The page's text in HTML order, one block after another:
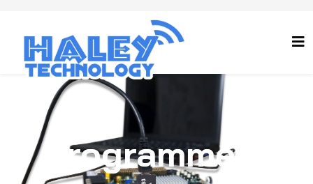
Programmers